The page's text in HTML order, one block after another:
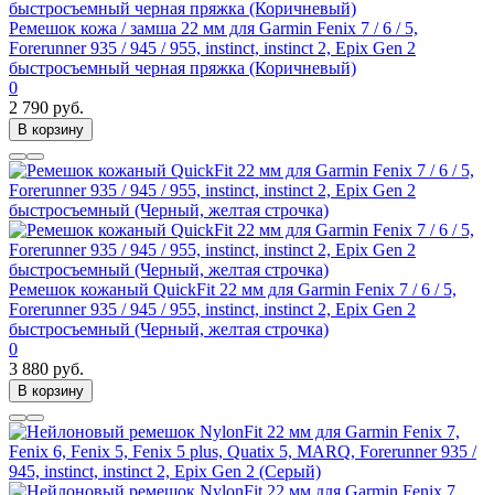
Ремешок кожа / замша 22 мм для Garmin Fenix 7 / 6 / 5,
Forerunner 935 / 945 / 955, instinct, instinct 2, Epix Gen 2
быстросъемный черная пряжка (Коричневый)
0
2 790 руб.
В корзину
Ремешок кожаный QuickFit 22 мм для Garmin Fenix 7 / 6 / 5,
Forerunner 935 / 945 / 955, instinct, instinct 2, Epix Gen 2
быстросъемный (Черный, желтая строчка)
0
3 880 руб.
В корзину